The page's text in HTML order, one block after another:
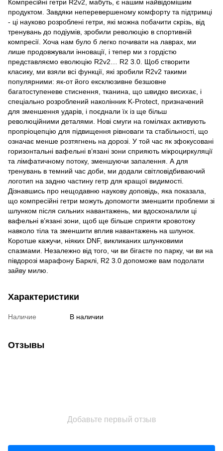
Компресійні гетри R2v2, мабуть, є нашим найвідомішим
продуктом. Завдяки неперевершеному комфорту та підтримці
- ці науково розроблені гетри, які можна побачити скрізь, від
тренувань до подіумів, зробили революцію в спортивній
компресії. Хоча нам було б легко почивати на лаврах, ми
лише продовжували інновації, і тепер ми з гордістю
представляємо еволюцію R2v2… R2 3.0. Щоб створити
класику, ми взяли всі функції, які зробили R2v2 такими
популярними: як-от його ексклюзивне безшовне
багатоступеневе стиснення, тканина, що швидко висихає, і
спеціально розроблений наколінник K-Protect, призначений
для зменшення ударів, і поєднали їх із ще більш
революційними деталями. Нові смуги на гомілках активують
пропріоцепцію для підвищення рівноваги та стабільності, що
означає менше розтягнень на дорозі. У той час як зфокусовані
горизонтальні вафельні в’язані зони сприяють мікроциркуляції
та лімфатичному потоку, зменшуючи запалення. А для
тренувань в темний час доби, ми додали світловідбиваючий
логотип на задню частину гетр для кращої видимості.
Дізнавшись про нещодавню наукову доповідь, яка показала,
що компресійні гетри можуть допомогти зменшити проблеми зі
шлунком після сильних навантажень, ми вдосконалили ці
вафельні в’язані зони, щоб ще більше сприяти кровотоку
навколо тіла та зменшити вплив навантажень на шлунок.
Коротше кажучи, ніяких DNF, викликаних шлунковими
спазмами. Незалежно від того, чи ви бігаєте по парку, чи ви на
півдорозі марафону Барклі, R2 3.0 допоможе вам подолати
зайву милю.
Характеристики
Наличие В наличии
Отзывы
Добавьте первый отзыв